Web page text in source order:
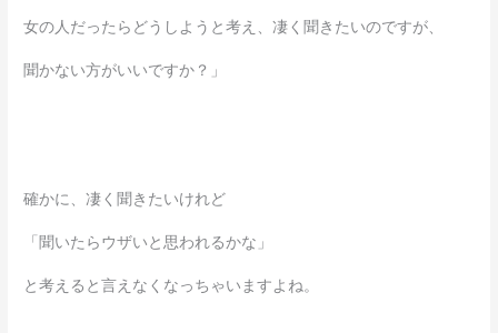
女の人だったらどうしようと考え、凄く聞きたいのですが、
聞かない方がいいですか？」
確かに、凄く聞きたいけれど
「聞いたらウザいと思われるかな」
と考えると言えなくなっちゃいますよね。